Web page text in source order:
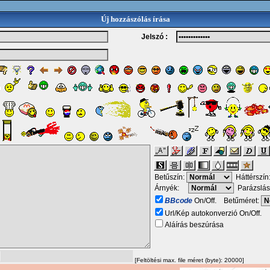
Új hozzászólás írása
Jelszó :
Betűszín:
Árnyék:
BBcodeOn/Off. Betűméret:
Url/Kép autokonverzió On/Off.
Aláírás beszúrása
[Feltöltési max. file méret (byte): 20000]